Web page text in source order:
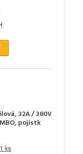
32A / 380V
pojistk
ks